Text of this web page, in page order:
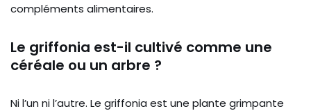
compléments alimentaires.
Le griffonia est-il cultivé comme une
céréale ou un arbre ?
Ni l’un ni l’autre. Le griffonia est une plante grimpante